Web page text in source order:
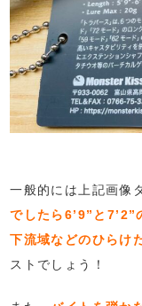
一般的には上記画像
でしたら6’9”と7’2”
下流域などのひらけ
ストでしょう！